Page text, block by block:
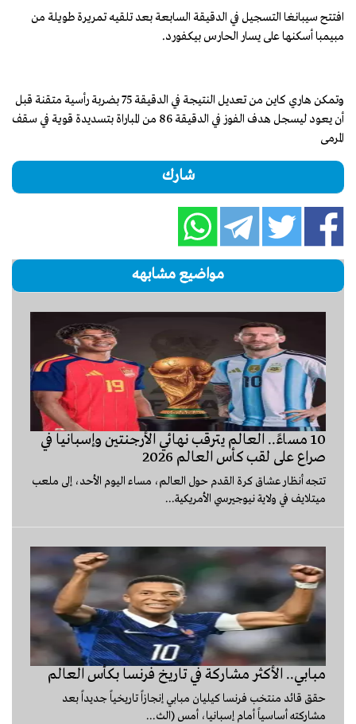
افتتح سيبانغا التسجيل في الدقيقة السابعة بعد تلقيه تمريرة طويلة من
مبيمبا أسكنها على يسار الحارس بيكفورد.
وتمكن هاري كاين من تعديل النتيجة في الدقيقة 75 بضربة رأسية متقنة قبل
أن يعود ليسجل هدف الفوز في الدقيقة 86 من المباراة بتسديدة قوية في سقف
المرمى
شارك
مواضيع مشابهه
10 مساءً.. العالم يترقب نهائي الأرجنتين وإسبانيا في
صراع على لقب كأس العالم 2026
تتجه أنظار عشاق كرة القدم حول العالم، مساء اليوم الأحد، إلى ملعب
ميتلايف في ولاية نيوجيرسي الأمريكية...
مبابي.. الأكثر مشاركة في تاريخ فرنسا بكأس العالم
حقق قائد منتخب فرنسا كيليان مبابي إنجازاً تاريخياً جديداً بعد
مشاركته أساسياً أمام إسبانيا، أمس (الث...